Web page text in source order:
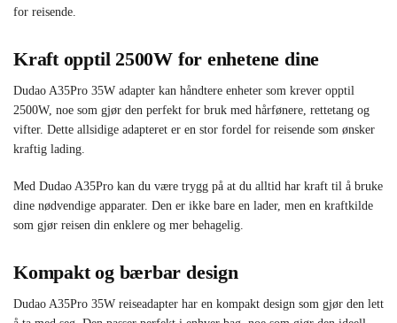
for reisende.
Kraft opptil 2500W for enhetene dine
Dudao A35Pro 35W adapter kan håndtere enheter som krever opptil
2500W, noe som gjør den perfekt for bruk med hårfønere, rettetang og
vifter. Dette allsidige adapteret er en stor fordel for reisende som ønsker
kraftig lading.
Med Dudao A35Pro kan du være trygg på at du alltid har kraft til å bruke
dine nødvendige apparater. Den er ikke bare en lader, men en kraftkilde
som gjør reisen din enklere og mer behagelig.
Kompakt og bærbar design
Dudao A35Pro 35W reiseadapter har en kompakt design som gjør den lett